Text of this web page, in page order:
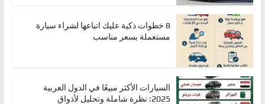
8 خطوات ذكية عليك اتباعها لشراء سيارة
مستعملة بسعر مناسب
السيارات الأكثر مبيعًا في الدول العربية
2025: نظرة شاملة وتحليل لأذواق